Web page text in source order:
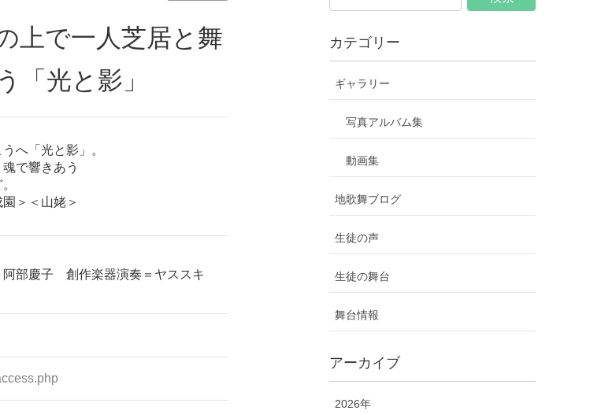
「光と影」
へ「光と影」。
で響きあう
＞＜山姥＞
部慶子 創作楽器演奏＝ヤススキ
カテゴリー
ギャラリー
写真アルバム集
動画集
地歌舞ブログ
生徒の声
生徒の舞台
舞台情報
アーカイブ
2026年